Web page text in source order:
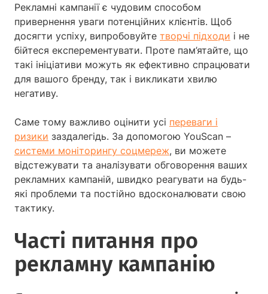
Рекламні кампанії є чудовим способом
привернення уваги потенційних клієнтів. Щоб
досягти успіху, випробовуйте творчі підходи і не
бійтеся експерементувати. Проте пам’ятайте, що
такі ініціативи можуть як ефективно спрацювати
для вашого бренду, так і викликати хвилю
негативу.
Саме тому важливо оцінити усі переваги і
ризики заздалегідь. За допомогою YouScan –
системи моніторингу соцмереж, ви можете
відстежувати та аналізувати обговорення ваших
рекламних кампаній, швидко реагувати на будь-
які проблеми та постійно вдосконалювати свою
тактику.
Часті питання про
рекламну кампанію